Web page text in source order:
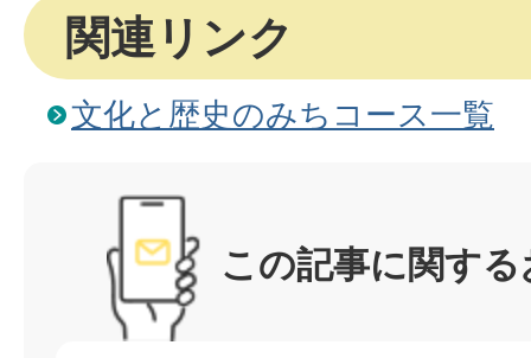
関連リンク
文化と歴史のみちコース一覧
この記事に関す